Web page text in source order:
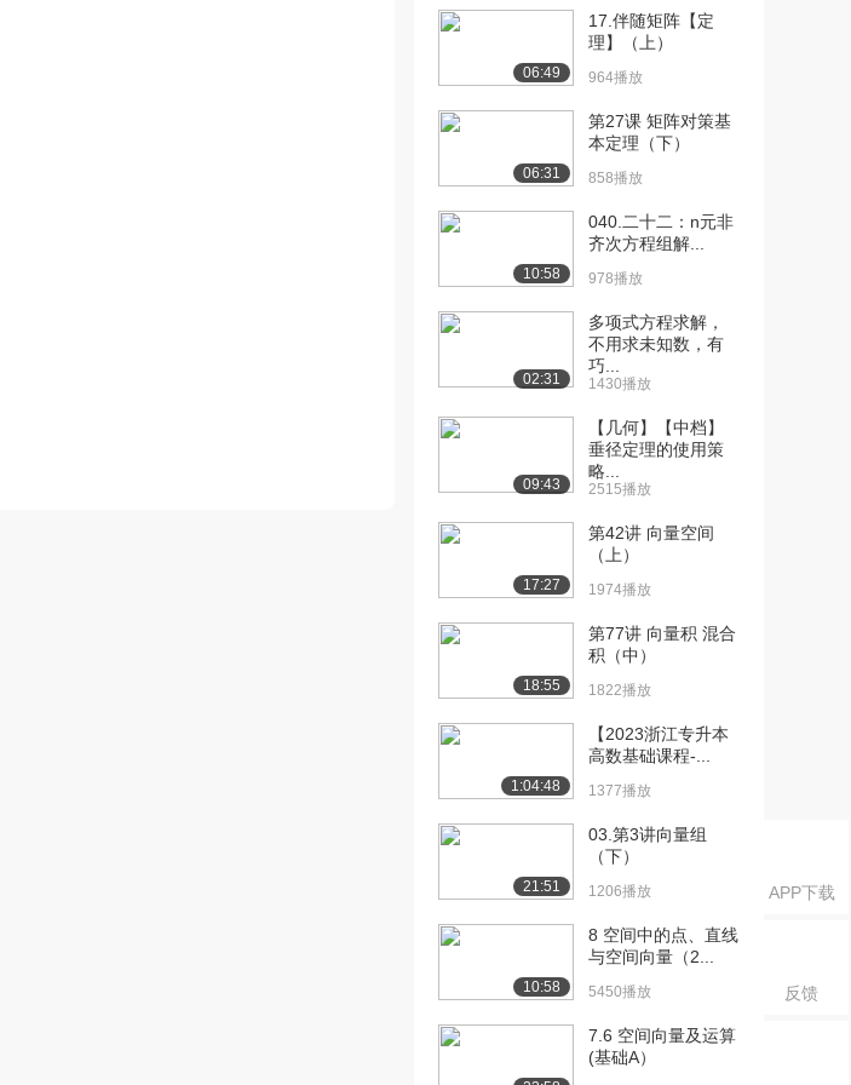
APP下载
反馈
1483播放
[11] 07-分块矩阵（上）
[12] 07-分块矩阵（下） 08:12
1380播放
[14] 08-初等变换（下）
1316播放
[15] 09-初等矩阵（上） 11:01
1104播放
[17] 10-逆矩阵的定义及性
1710播放
[18] 10-逆矩阵的定义及性
质（下）
1559播放
[19] 11-逆矩阵的计算
1609播放
[20] 12-求解矩阵方程
07:16
[21] 12-求解矩阵方程
07:18
[22] 13-行列式的定义
07:57
[23] 13-行列式的定义
08:00
06:49
17.伴随矩阵【定
理】（上）
964播放
06:31
第27课 矩阵对策基
本定理（下）
858播放
10:58
040.二十二：n元非
齐次方程组解...
978播放
02:31
多项式方程求解，
不用求未知数，有
巧...
1430播放
09:43
【几何】【中档】
垂径定理的使用策
略...
2515播放
17:27
第42讲 向量空间
（上）
1974播放
18:55
第77讲 向量积 混合
积（中）
1822播放
1:04:48
【2023浙江专升本
高数基础课程-...
1377播放
21:51
03.第3讲向量组
（下）
1206播放
10:58
8 空间中的点、直线
与空间向量（2...
5450播放
7.6 空间向量及运算
(基础A）